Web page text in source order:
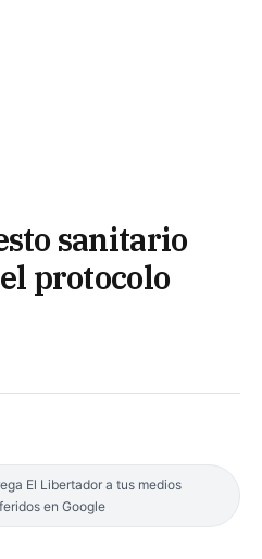
sanitario
protocolo
El Libertador a tus medios
en Google